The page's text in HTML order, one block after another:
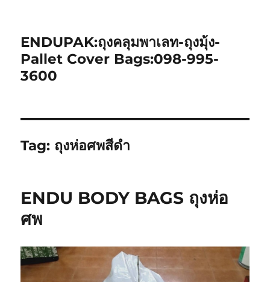
ENDUPAK:ถุงคลุมพาเลท-ถุงมุ้ง-
Pallet Cover Bags:098-995-
3600
Tag: ถุงห่อศพสีดำ
ENDU BODY BAGS ถุงห่อ
ศพ